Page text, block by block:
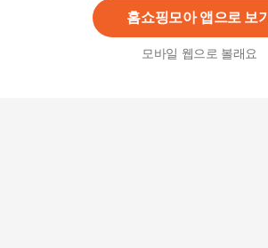
홈쇼핑모아 앱으로 보기
모바일 웹으로 볼래요